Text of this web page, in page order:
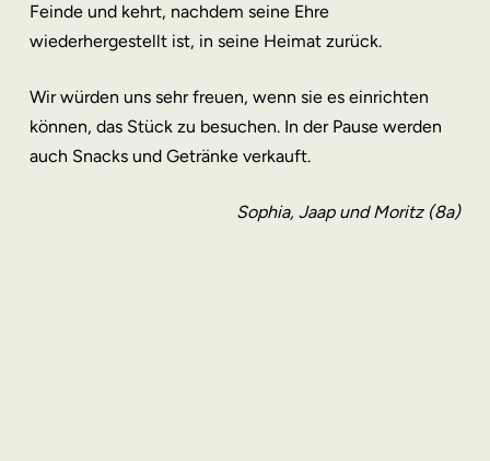
Feinde und kehrt, nachdem seine Ehre
wiederhergestellt ist, in seine Heimat zurück.
Wir würden uns sehr freuen, wenn sie es einrichten
können, das Stück zu besuchen. In der Pause werden
auch Snacks und Getränke verkauft.
Sophia, Jaap und Moritz (8a)